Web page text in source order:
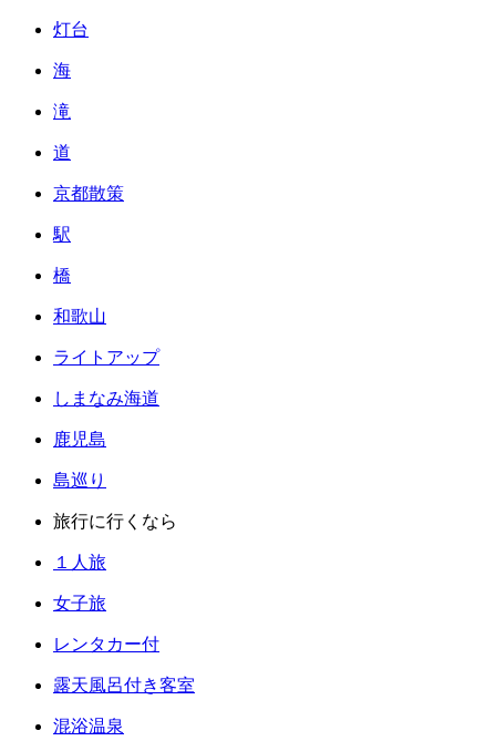
灯台
海
滝
道
京都散策
駅
橋
和歌山
ライトアップ
しまなみ海道
鹿児島
島巡り
旅行に行くなら
１人旅
女子旅
レンタカー付
露天風呂付き客室
混浴温泉